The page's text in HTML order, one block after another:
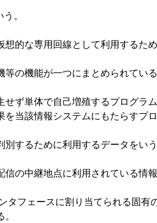
。
な専用回線として利用するため
機能が一つにまとめられている
単体で自己増殖するプログラ
当該情報システムにもたらすプ
するために利用するデータをいう
中継地点に利用されている情報
ェースに割り当てられる固有